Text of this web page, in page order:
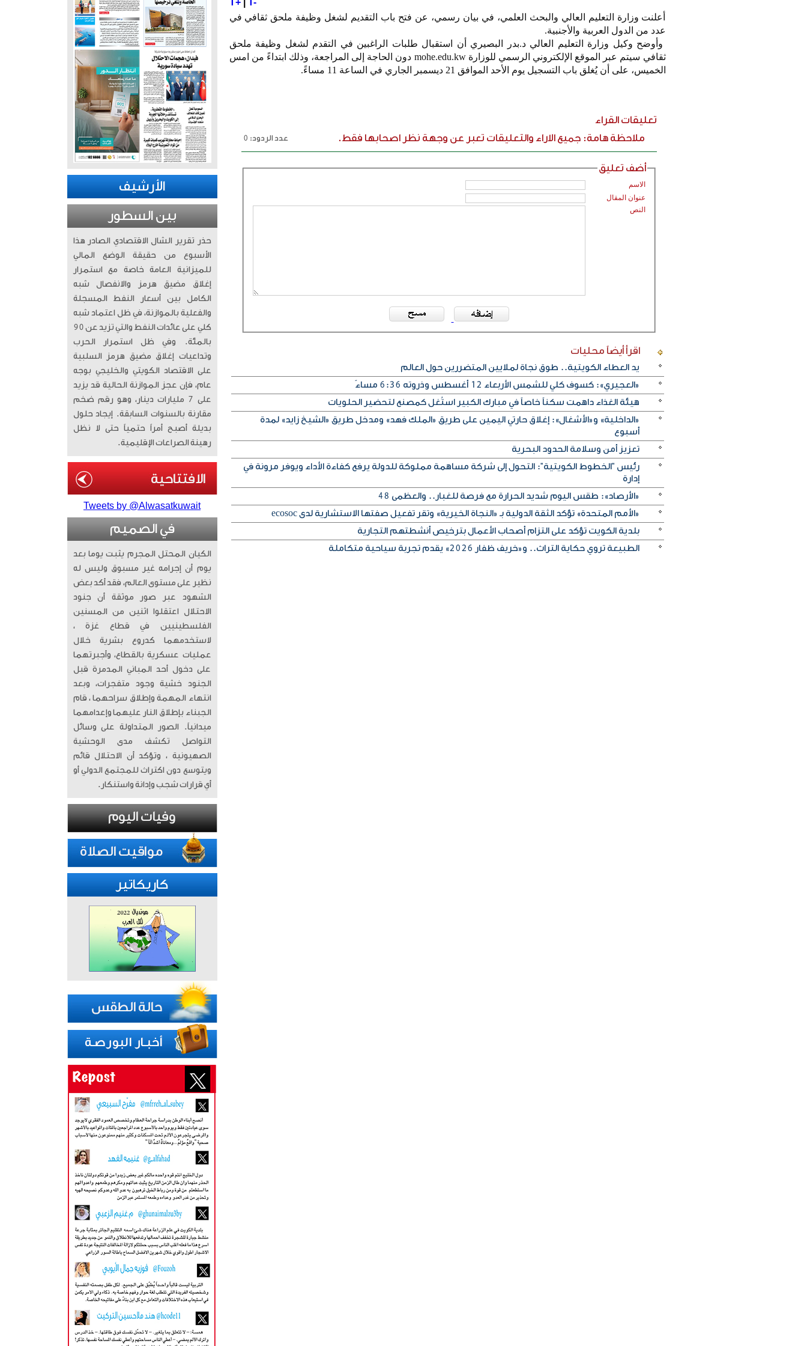
T+| T-
أعلنت وزارة التعليم العالي والبحث العلمي، في بيان رسمي، عن فتح باب التقديم لشغل وظيفة ملحق ثقافي في
عدد من الدول العربية والأجنبية.
وأوضح وكيل وزارة التعليم العالي د.بدر البصيري أن استقبال طلبات الراغبين في التقدم لشغل وظيفة ملحق
ثقافي سيتم عبر الموقع الإلكتروني الرسمي للوزارة mohe.edu.kw دون الحاجة إلى المراجعة، وذلك ابتداءً من امس
الخميس، على أن يُغلق باب التسجيل يوم الأحد الموافق 21 ديسمبر الجاري في الساعة 11 مساءً.
تعليقات القراء
ملاحظة هامة: جميع الاراء والتعليقات تعبر عن وجهة نظر اصحابها فقط.
عدد الردود: 0
أضف تعليق
الاسم
عنوان المقال
النص
اقرأ أيضاً محليات
يد العطاء الكويتية.. طوق نجاة لملايين المتضررين حول العالم
«العجيري»: كسوف كلي للشمس الأربعاء 12 أغسطس وذروته 6:36 مساءً
هيئة الغذاء داهمت سكناً خاصاً في مبارك الكبير استُغل كمصنع لتحضير الحلويات
«الداخلية» و«الأشغال»: إغلاق حارتي اليمين على طريق «الملك فهد» ومدخل طريق «الشيخ زايد» لمدة
أسبوع
تعزيز أمن وسلامة الحدود البحرية
رئيس "الخطوط الكويتية": التحول إلى شركة مساهمة مملوكة للدولة يرفع كفاءة الأداء ويوفر مرونة في
إدارة
«الأرصاد»: طقس اليوم شديد الحرارة مع فرصة للغبار.. والعظمى 48
«الأمم المتحدة» تؤكد الثقة الدولية بـ «النجاة الخيرية» وتقر تفعيل صفتها الاستشارية لدى ecosoc
بلدية الكويت تؤكد على التزام أصحاب الأعمال بترخيص أنشطتهم التجارية
الطبيعة تروي حكاية التراث.. و«خريف ظفار 2026» يقدم تجربة سياحية متكاملة
الأرشيف
بين السطور
حذر تقرير الشال الاقتصادي الصادر هذا
الأسبوع من حقيقة الوضع المالي
للميزانية العامة خاصة مع استمرار
إغلاق مضيق هرمز والانفصال شبه
الكامل بين أسعار النفط المسجلة
والفعلية بالموازنة، في ظل اعتماد شبه
كلي على عائدات النفط والتي تزيد عن 90
بالمئة. وفي ظل استمرار الحرب
وتداعيات إغلاق مضيق هرمز السلبية
على الاقتصاد الكويتي والخليجي بوجه
عام، فإن عجز الموازنة الحالية قد يزيد
على 7 مليارات دينار، وهو رقم ضخم
مقارنة بالسنوات السابقة. إيجاد حلول
بديلة أصبح أمراً حتمياً حتى لا نظل
رهينة الصراعات الإقليمية.
Tweets by @Alwasatkuwait
في الصميم
الكيان المحتل المجرم يثبت يوما بعد
يوم أن إجرامه غير مسبوق وليس له
نظير على مستوى العالم، فقد أكد بعض
الشهود عبر صور موثقة أن جنود
الاحتلال اعتقلوا اثنين من المسنين
الفلسطينيين في قطاع غزة ،
لاستخدمهما كدروع بشرية خلال
عمليات عسكرية بالقطاع، وأجبرتهما
على دخول أحد المباني المدمرة قبل
الجنود خشية وجود متفجرات، وبعد
انتهاء المهمة وإطلاق سراحهما ، قام
الجبناء بإطلاق النار عليهما وإعدامهما
ميدانياً. الصور المتداولة على وسائل
التواصل تكشف مدى الوحشية
الصهيونية ، وتؤكد أن الاحتلال قائم
ويتوسع دون اكتراث للمجتمع الدولي أو
أي قرارات شجب وإدانة واستنكار.
كاريكاتير